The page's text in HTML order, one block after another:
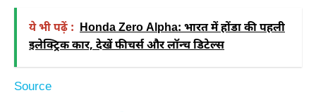
ये भी पढ़ें : Honda Zero Alpha: भारत में होंडा की पहली
इलेक्ट्रिक कार, देखें फीचर्स और लॉन्च डिटेल्स
Source